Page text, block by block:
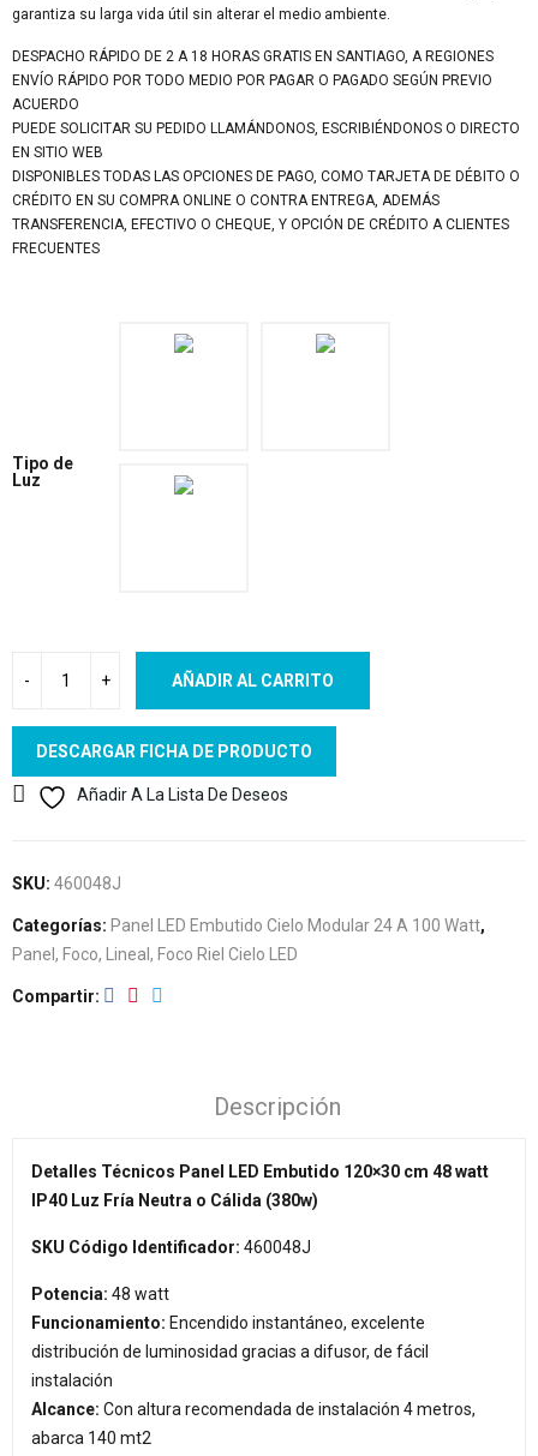
garantiza su larga vida útil sin alterar el medio ambiente.
DESPACHO RÁPIDO DE 2 A 18 HORAS GRATIS EN SANTIAGO, A REGIONES
ENVÍO RÁPIDO POR TODO MEDIO POR PAGAR O PAGADO SEGÚN PREVIO
ACUERDO
PUEDE SOLICITAR SU PEDIDO LLAMÁNDONOS, ESCRIBIÉNDONOS O DIRECTO
EN SITIO WEB
DISPONIBLES TODAS LAS OPCIONES DE PAGO, COMO TARJETA DE DÉBITO O
CRÉDITO EN SU COMPRA ONLINE O CONTRA ENTREGA, ADEMÁS
TRANSFERENCIA, EFECTIVO O CHEQUE, Y OPCIÓN DE CRÉDITO A CLIENTES
FRECUENTES
Tipo de
Luz
AÑADIR AL CARRITO
DESCARGAR FICHA DE PRODUCTO
Añadir A La Lista De Deseos
SKU: 460048J
Categorías: Panel LED Embutido Cielo Modular 24 A 100 Watt,
Panel, Foco, Lineal, Foco Riel Cielo LED
Compartir
Descripción
Detalles Técnicos Panel LED Embutido 120×30 cm 48 watt
IP40 Luz Fría Neutra o Cálida (380w)
SKU Código Identificador: 460048J
Potencia: 48 watt
Funcionamiento: Encendido instantáneo, excelente
distribución de luminosidad gracias a difusor, de fácil
instalación
Alcance: Con altura recomendada de instalación 4 metros,
abarca 140 mt2